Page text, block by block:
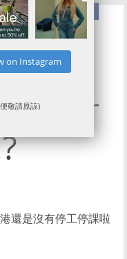
25折起Clearance 優惠
Cold Weather Sale
990v6 9折優惠
先有
還是沒有停工停課啦
on Instagram
敬請原諒)